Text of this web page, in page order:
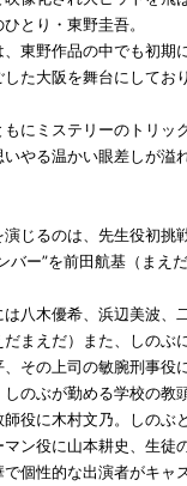
とり・東野圭吾。
、東野作品の中でも初期
た大阪を舞台にしてお
にミステリーのトリッ
やる温かい眼差しが溢
じるのは、先生役初挑
バー”を前田航基（まえ
八木優希、浜辺美波、
まえだ）また、しのぶ
その上司の敏腕刑事役
のぶが勤める学校の教
役に木村文乃。しのぶ
ン役に山本耕史、生徒
個性的な出演者がキャ